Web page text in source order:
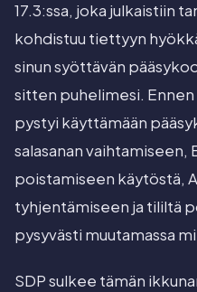
17.3:ssa, joka julkaistiin
kohdistuu tiettyyn
sinun syöttävän
sitten puhelimesi.
pystyi käyttämään
salasanan
poistamiseen käytöstä,
tyhjentämiseen ja tililtä
pysyvästi muutamassa
SDP sulkee tämän